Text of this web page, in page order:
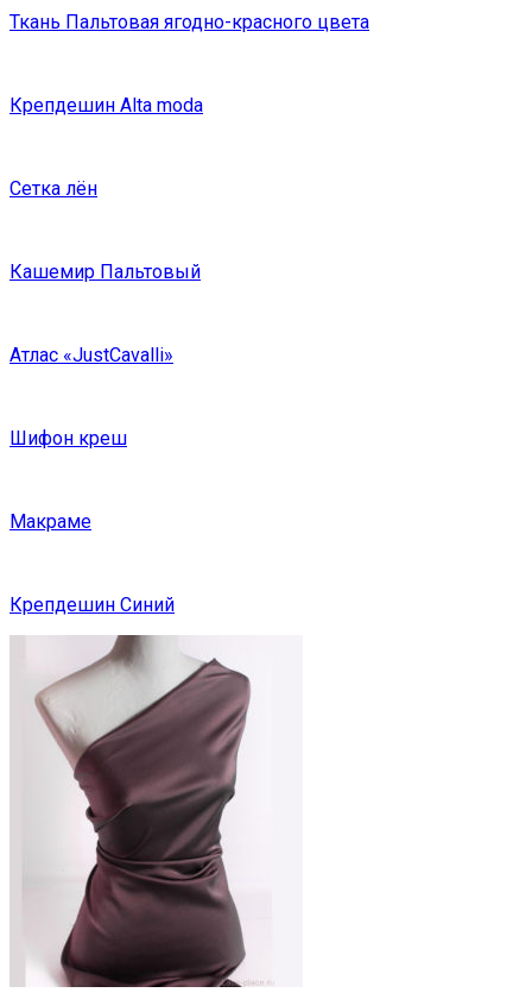
Ткань Пальтовая ягодно-красного цвета
Крепдешин Alta moda
Сетка лён
Кашемир Пальтовый
Атлас «JustCavalli»
Шифон креш
Макраме
Крепдешин Синий